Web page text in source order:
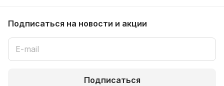
Подписаться на новости и акции
Подписаться